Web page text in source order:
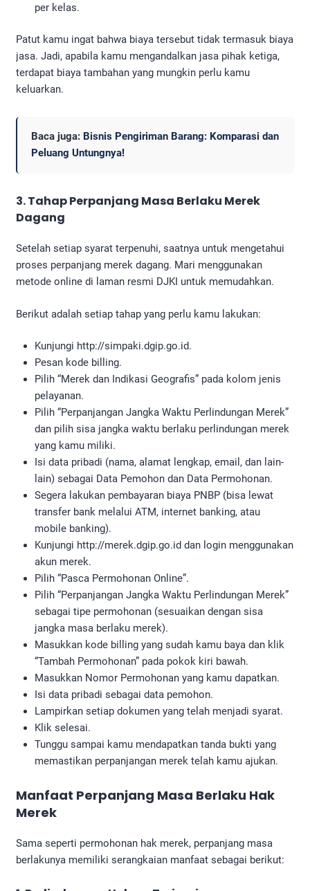
per kelas.
Patut kamu ingat bahwa biaya tersebut tidak termasuk biaya
jasa. Jadi, apabila kamu mengandalkan jasa pihak ketiga,
terdapat biaya tambahan yang mungkin perlu kamu
keluarkan.
Baca juga: Bisnis Pengiriman Barang: Komparasi dan
Peluang Untungnya!
3. Tahap Perpanjang Masa Berlaku Merek
Dagang
Setelah setiap syarat terpenuhi, saatnya untuk mengetahui
proses perpanjang merek dagang. Mari menggunakan
metode online di laman resmi DJKI untuk memudahkan.
Berikut adalah setiap tahap yang perlu kamu lakukan:
Kunjungi http://simpaki.dgip.go.id.
Pesan kode billing.
Pilih “Merek dan Indikasi Geografis” pada kolom jenis
pelayanan.
Pilih “Perpanjangan Jangka Waktu Perlindungan Merek”
dan pilih sisa jangka waktu berlaku perlindungan merek
yang kamu miliki.
Isi data pribadi (nama, alamat lengkap, email, dan lain-
lain) sebagai Data Pemohon dan Data Permohonan.
Segera lakukan pembayaran biaya PNBP (bisa lewat
transfer bank melalui ATM, internet banking, atau
mobile banking).
Kunjungi http://merek.dgip.go.id dan login menggunakan
akun merek.
Pilih “Pasca Permohonan Online”.
Pilih “Perpanjangan Jangka Waktu Perlindungan Merek”
sebagai tipe permohonan (sesuaikan dengan sisa
jangka masa berlaku merek).
Masukkan kode billing yang sudah kamu baya dan klik
“Tambah Permohonan” pada pokok kiri bawah.
Masukkan Nomor Permohonan yang kamu dapatkan.
Isi data pribadi sebagai data pemohon.
Lampirkan setiap dokumen yang telah menjadi syarat.
Klik selesai.
Tunggu sampai kamu mendapatkan tanda bukti yang
memastikan perpanjangan merek telah kamu ajukan.
Manfaat Perpanjang Masa Berlaku Hak
Merek
Sama seperti permohonan hak merek, perpanjang masa
berlakunya memiliki serangkaian manfaat sebagai berikut: